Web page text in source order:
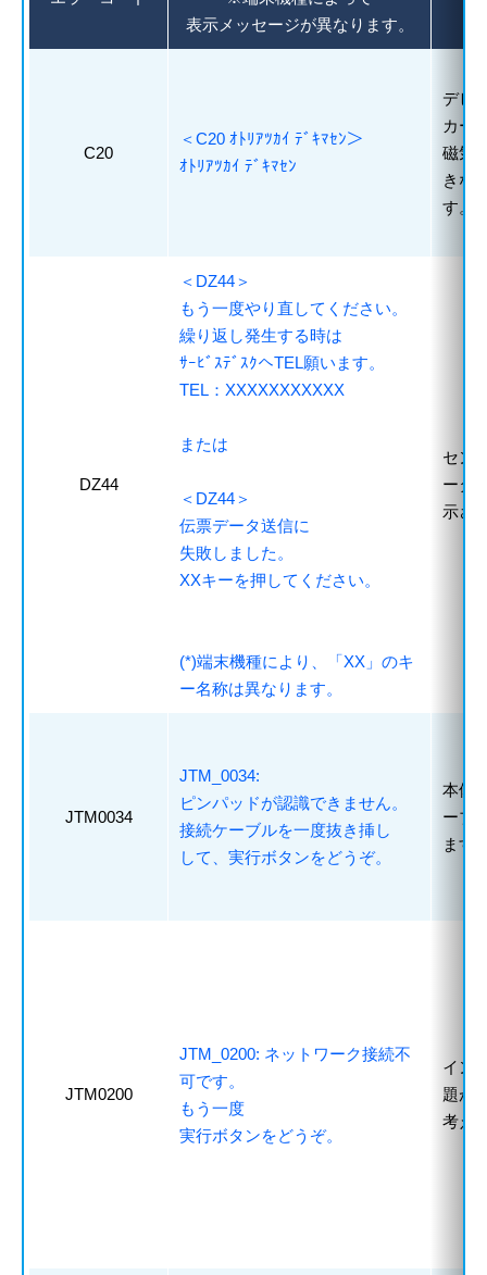
表示メッセージが異なります。
C20
＜C20 ｵﾄﾘｱﾂｶｲ ﾃﾞｷﾏｾﾝ＞
ｵﾄﾘｱﾂｶｲ ﾃﾞｷﾏｾﾝ
デビ
カー
磁気
きな
す。
DZ44
＜DZ44＞
もう一度やり直してください。
繰り返し発生する時は
ｻｰﾋﾞｽﾃﾞｽｸへTEL願います。
TEL：XXXXXXXXXXX
または
＜DZ44＞
伝票データ送信に
失敗しました。
XXキーを押してください。
(*)端末機種により、「XX」のキ
ー名称は異なります。
セン
ータ
示さ
JTM0034
JTM_0034:
ピンパッドが認識できません。
接続ケーブルを一度抜き挿し
して、実行ボタンをどうぞ。
本体
ーブ
ます
JTM0200
JTM_0200: ネットワーク接続不
可です。
もう一度
実行ボタンをどうぞ。
イン
題が
考え